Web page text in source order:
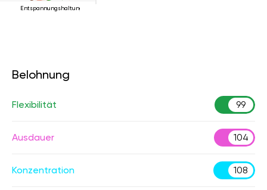
Entspannungshaltung
Belohnung
Flexibilität 99
Ausdauer 104
Konzentration 108